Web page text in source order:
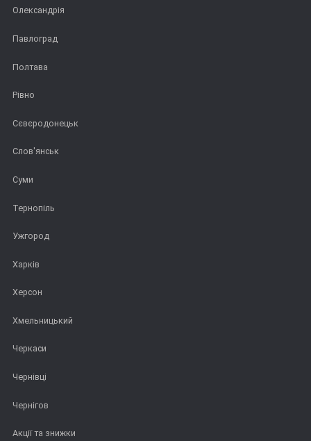
Олександрія
Павлоград
Полтава
Рівно
Сєвєродонецьк
Слов'янськ
Суми
Тернопіль
Ужгород
Харків
Херсон
Хмельницький
Черкаси
Чернівці
Чернігов
Акції та знижки